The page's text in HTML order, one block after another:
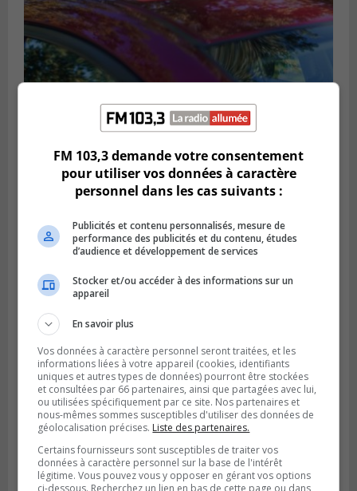
Publié le 31 juillet 2026 à 12h00
Le transport à la demande du RTL prend
BOUCHERVILLE
Publié le 31 juillet 2026 à 06h57
Boucherville veut de la sécurité
ferroviaire sur son territoire
FM 103,3 demande votre consentement
pour utiliser vos données à caractère
personnel dans les cas suivants :
Publicités et contenu personnalisés, mesure de
performance des publicités et du contenu, études
d’audience et développement de services
Stocker et/ou accéder à des informations sur un
appareil
En savoir plus
Vos données à caractère personnel seront traitées, et les
informations liées à votre appareil (cookies, identifiants
uniques et autres types de données) pourront être stockées
et consultées par 66 partenaires, ainsi que partagées avec lui,
ou utilisées spécifiquement par ce site. Nos partenaires et
nous-mêmes sommes susceptibles d'utiliser des données de
géolocalisation précises. Liste des partenaires.
Certains fournisseurs sont susceptibles de traiter vos
données à caractère personnel sur la base de l'intérêt
légitime. Vous pouvez vous y opposer en gérant vos options
ci-dessous. Recherchez un lien en bas de cette page ou dans